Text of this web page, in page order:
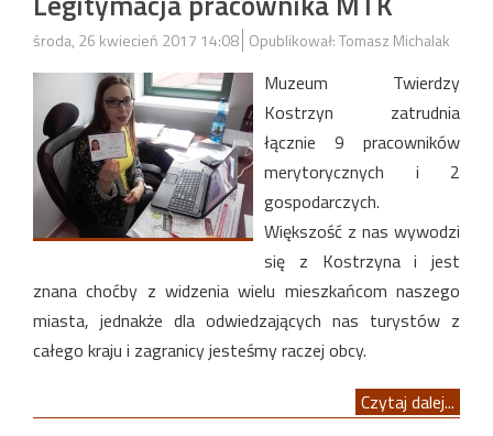
środa, 26 kwiecień 2017 14:08 Opublikował: Tomasz Michalak
Muzeum Twierdzy
Kostrzyn zatrudnia
łącznie 9 pracowników
merytorycznych i 2
gospodarczych.
Większość z nas wywodzi
się z Kostrzyna i jest
znana choćby z widzenia wielu mieszkańcom naszego
miasta, jednakże dla odwiedzających nas turystów z
całego kraju i zagranicy jesteśmy raczej obcy.
Czytaj dalej...